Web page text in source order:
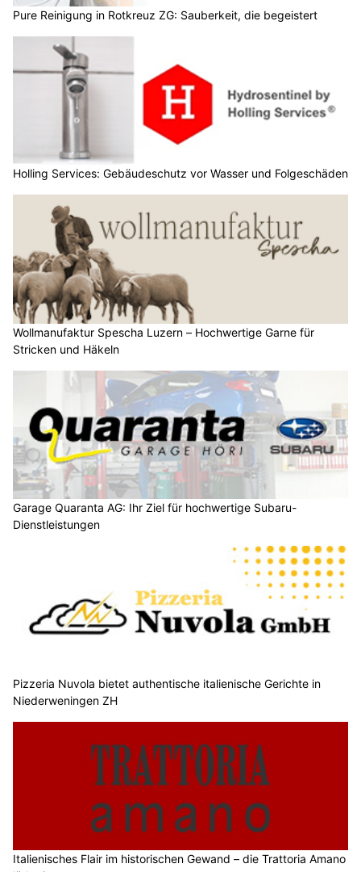
Pure Reinigung in Rotkreuz ZG: Sauberkeit, die begeistert
Holling Services: Gebäudeschutz vor Wasser und Folgeschäden
Wollmanufaktur Spescha Luzern – Hochwertige Garne für
Stricken und Häkeln
Garage Quaranta AG: Ihr Ziel für hochwertige Subaru-
Dienstleistungen
Pizzeria Nuvola bietet authentische italienische Gerichte in
Niederweningen ZH
Italienisches Flair im historischen Gewand – die Trattoria Amano